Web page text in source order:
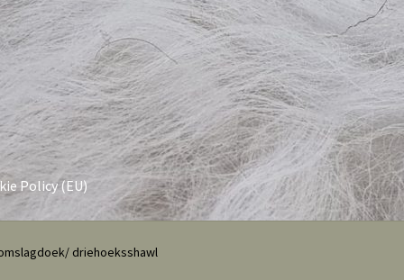
Policy (EU)
driehoeksshawl